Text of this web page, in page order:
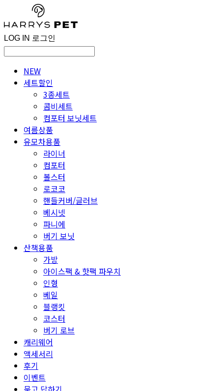
LOG IN 로그인
NEW
세트할인
3종세트
콤비세트
컴포터 보닛세트
여름상품
유모차용품
라이너
컴포터
볼스터
로코코
핸들커버/글러브
베시넷
파니에
버기 보닛
산책용품
가방
아이스팩 & 핫팩 파우치
인형
베일
블랭킷
코스터
버기 로브
캐리웨어
액세서리
후기
이벤트